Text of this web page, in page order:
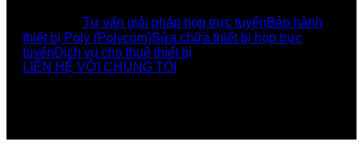
Tư vấn giải pháp họp trực tuyếnBảo hành
thiết bị Poly (Polycom)Sửa chữa thiết bị họp trực
tuyếnDịch vụ cho thuê thiết bị
LIÊN HỆ VỚI CHÚNG TÔI